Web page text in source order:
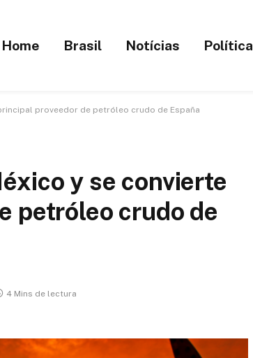
Home Brasil Notícias Política
proveedor de petróleo crudo de España
y se convierte
petróleo crudo de
4 Mins de lectura